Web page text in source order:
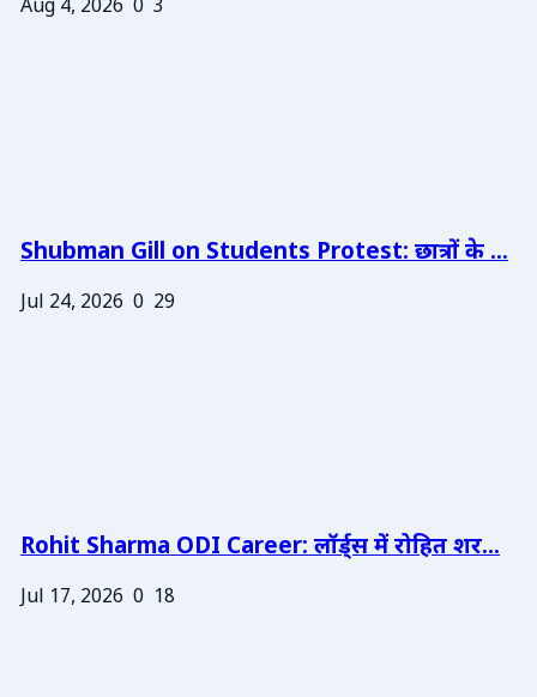
Aug 4, 2026 0 3
Shubman Gill on Students Protest: छात्रों के ...
Jul 24, 2026 0 29
Rohit Sharma ODI Career: लॉर्ड्स में रोहित शर...
Jul 17, 2026 0 18